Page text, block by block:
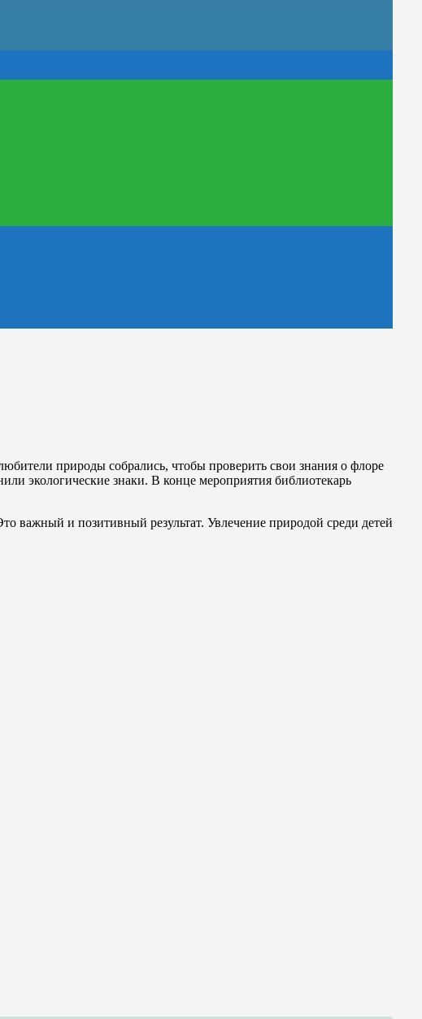
природы собрались, чтобы проверить свои знания о флоре
экологические знаки. В конце мероприятия библиотекарь
важный и позитивный результат. Увлечение природой среди детей